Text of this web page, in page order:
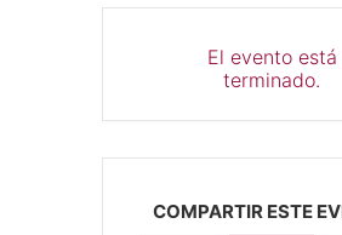
El evento está
terminado.
COMPARTIR ESTE